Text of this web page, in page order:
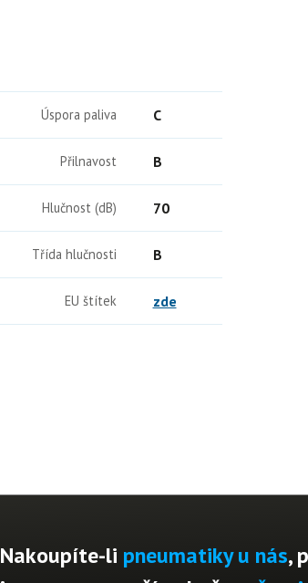
Úspora paliva C
Přilnavost B
Hlučnost (dB) 70
Třída hlučnosti B
EU štítek zde
Nakoupíte-li pneumatiky u nás,